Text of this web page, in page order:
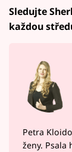
Sledujte
každou
Petra
ženy. Psala